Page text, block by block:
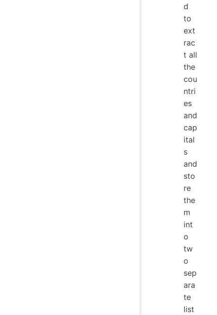
d
to
ext
rac
t all
the
cou
ntri
es
and
cap
ital
s
and
sto
re
the
m
int
o
tw
o
sep
ara
te
list